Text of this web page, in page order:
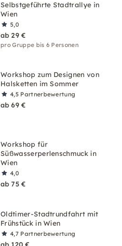
Selbstgeführte Stadtrallye in
Wien
5,0
ab 29 €
pro Gruppe bis 6 Personen
Workshop zum Designen von
Halsketten im Sommer
4,5 Partnerbewertung
ab 69 €
Workshop für
Süßwasserperlenschmuck in
Wien
4,0
ab 75 €
Oldtimer-Stadtrundfahrt mit
Frühstück in Wien
4,7 Partnerbewertung